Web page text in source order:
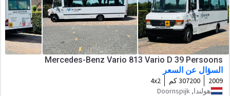
Mercedes-Benz Vario 813 Vario D 39 Persoons
السؤال عن السعر
2009 307200 كم
4x2
هولندا, Doornspijk